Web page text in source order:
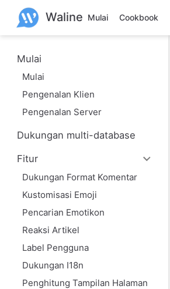
Waline Mulai Cookbook
Mulai
Mulai
Pengenalan Klien
Pengenalan Server
Dukungan multi-database
Fitur
Dukungan Format Komentar
Kustomisasi Emoji
Pencarian Emotikon
Reaksi Artikel
Label Pengguna
Dukungan I18n
Penghitung Tampilan Halaman